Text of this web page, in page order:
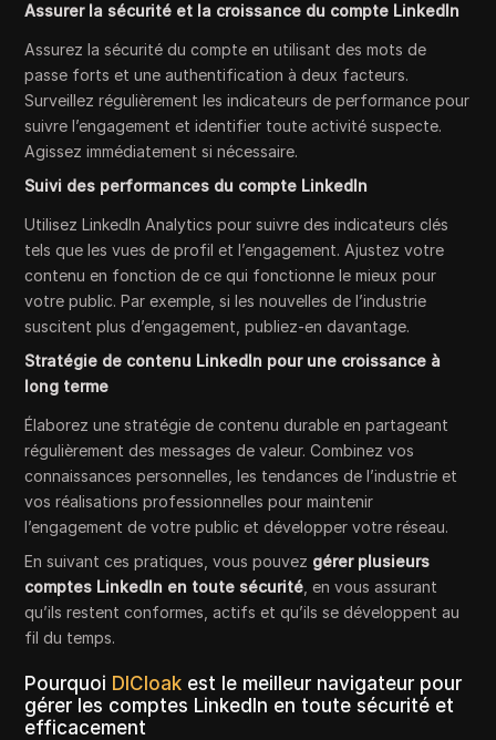
Assurer la sécurité et la croissance du compte LinkedIn
Assurez la sécurité du compte en utilisant des mots de
passe forts et une authentification à deux facteurs.
Surveillez régulièrement les indicateurs de performance pour
suivre l’engagement et identifier toute activité suspecte.
Agissez immédiatement si nécessaire.
Suivi des performances du compte LinkedIn
Utilisez LinkedIn Analytics pour suivre des indicateurs clés
tels que les vues de profil et l’engagement. Ajustez votre
contenu en fonction de ce qui fonctionne le mieux pour
votre public. Par exemple, si les nouvelles de l’industrie
suscitent plus d’engagement, publiez-en davantage.
Stratégie de contenu LinkedIn pour une croissance à
long terme
Élaborez une stratégie de contenu durable en partageant
régulièrement des messages de valeur. Combinez vos
connaissances personnelles, les tendances de l’industrie et
vos réalisations professionnelles pour maintenir
l’engagement de votre public et développer votre réseau.
En suivant ces pratiques, vous pouvez gérer plusieurs
comptes LinkedIn en toute sécurité , en vous assurant
qu’ils restent conformes, actifs et qu’ils se développent au
fil du temps.
Pourquoi DICloak est le meilleur navigateur pour
gérer les comptes LinkedIn en toute sécurité et
efficacement